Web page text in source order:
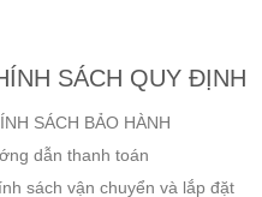
SÁCH QUY ĐỊNH
SÁCH BẢO HÀNH
dẫn thanh toán
sách vận chuyển và lắp đặt